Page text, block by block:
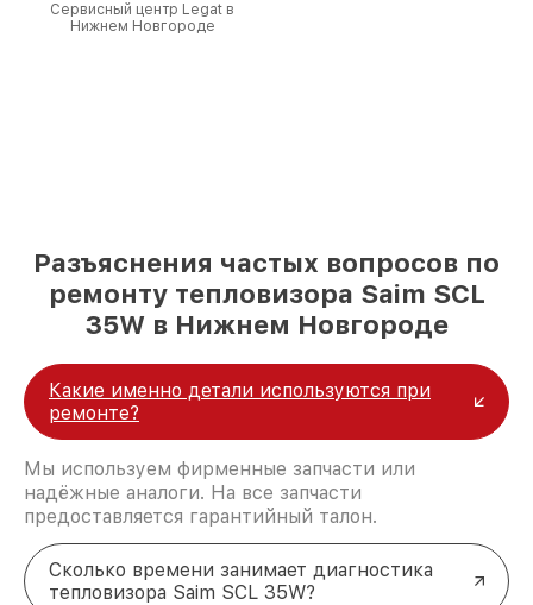
Сервисный центр Legat в
Нижнем Новгороде
Разъяснения частых вопросов по
ремонту тепловизора Saim SCL
35W в Нижнем Новгороде
Какие именно детали используются при
ремонте?
Мы используем фирменные запчасти или
надёжные аналоги. На все запчасти
предоставляется гарантийный талон.
Сколько времени занимает диагностика
тепловизора Saim SCL 35W?